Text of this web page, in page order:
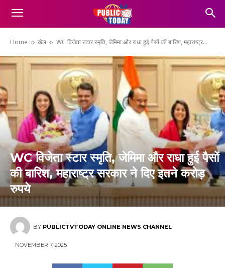
Home खेल WC विजेता स्टार स्मृति, जेमिमा और राधा हुई पैसों की बारिश, महाराष्ट्र...
WC विजेता स्टार स्मृति, जेमिमा और राधा हुई पैसों
की बारिश, महाराष्ट्र सरकार ने दिए इतने करोड़
रुपये
BY PUBLICTVTODAY ONLINE NEWS CHANNEL
NOVEMBER 7, 2025